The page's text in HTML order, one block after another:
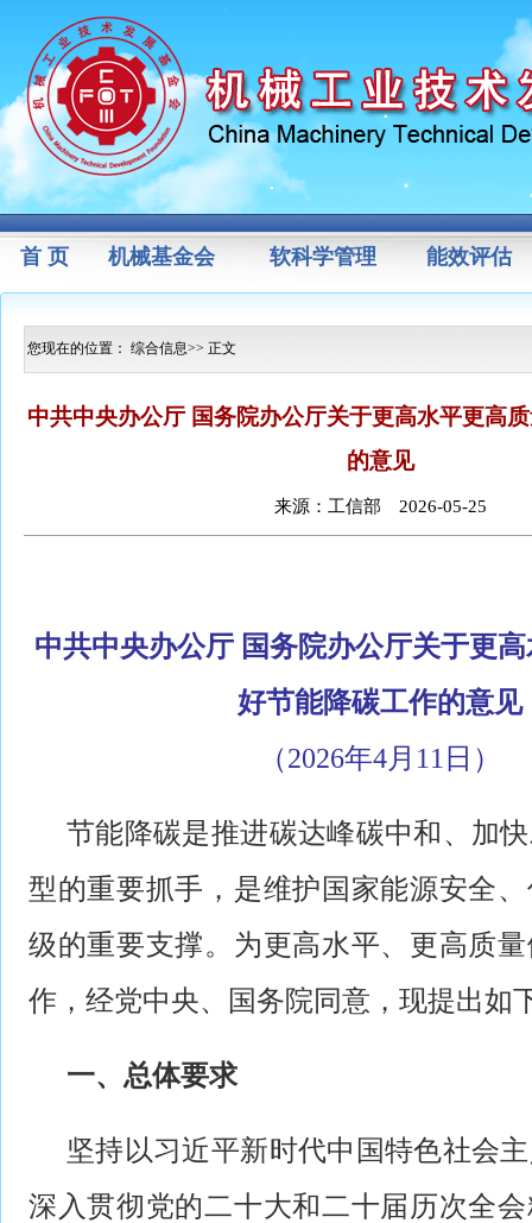
首 页 机械基金会 软科学管理 能效评估
您现在的位置： 综合信息>> 正文
中共中央办公厅 国务院办公厅关于更高水平更高
的意见
来源：工信部 2026-05-25
中共中央办公厅 国务院办公厅关于更
好节能降碳工作的意见
（2026年4月11日）
节能降碳是推进碳达峰碳中和、加
型的重要抓手，是维护国家能源安全
级的重要支撑。为更高水平、更高质
作，经党中央、国务院同意，现提出如
一、总体要求
坚持以习近平新时代中国特色社会
深入贯彻党的二十大和二十届历次全